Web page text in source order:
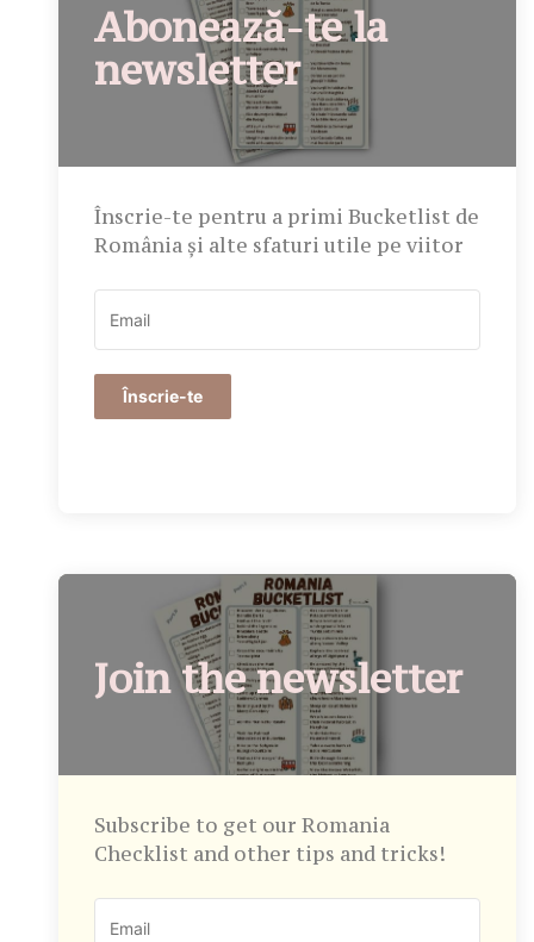
Abonează-te la
newsletter
Înscrie-te pentru a primi Bucketlist de
România și alte sfaturi utile pe viitor
Înscrie-te
Join the newsletter
Subscribe to get our Romania
Checklist and other tips and tricks!